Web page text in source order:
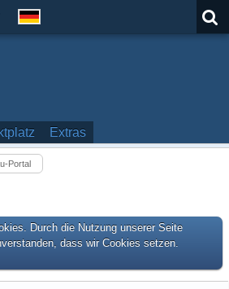
Extras
Portal
Durch die Nutzung unserer Seite
dass wir Cookies setzen.